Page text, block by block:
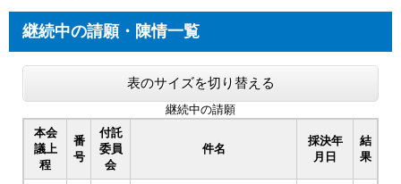
継続中の請願・陳情一覧
表のサイズを切り替える
本会
議上
程
番
号
付託
委員
会
件名
採決年
月日
結
果
継続中の請願